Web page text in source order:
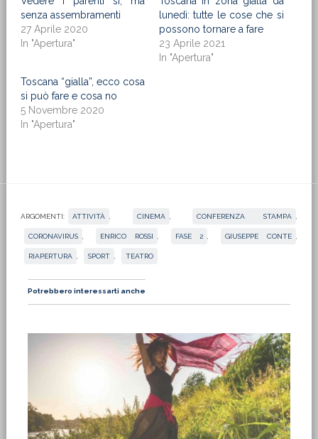
senza assembramenti
27 Aprile 2020
In "Apertura"
lunedì: tutte le cose che si
possono tornare a fare
23 Aprile 2021
In "Apertura"
Toscana “gialla”, ecco cosa
si può fare e cosa no
5 Novembre 2020
In "Apertura"
ARGOMENTI: ATTIVITÀ CINEMA CONFERENZA STAMPA
CORONAVIRUS ENRICO ROSSI FASE 2 GIUSEPPE CONTE
RIAPERTURA SPORT TEATRO
Potrebbero interessarti anche